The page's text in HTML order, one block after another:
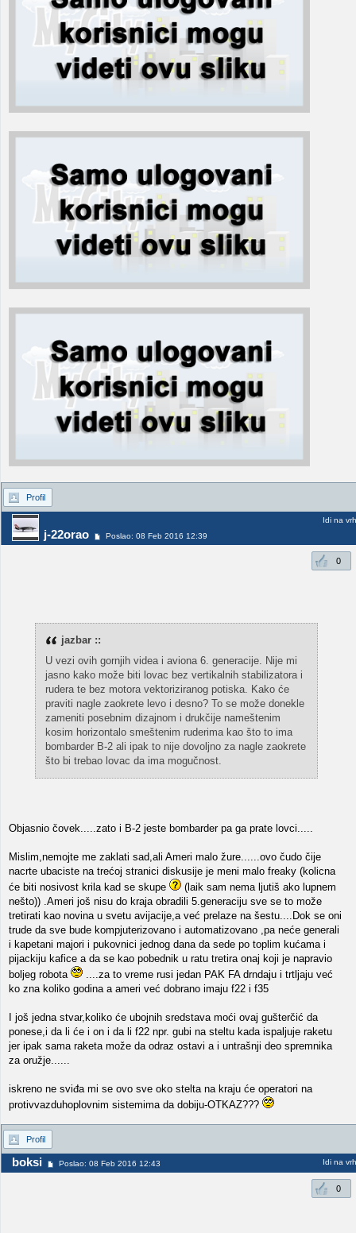
Profil
j-22orao Poslao: 08 Feb 2016 12:39
Idi na vrh
0
jazbar ::
U vezi ovih gornjih videa i aviona 6. generacije. Nije mi
jasno kako može biti lovac bez vertikalnih stabilizatora i
rudera te bez motora vektoriziranog potiska. Kako će
praviti nagle zaokrete levo i desno? To se može donekle
zameniti posebnim dizajnom i drukčije nameštenim
kosim horizontalo smeštenim ruderima kao što to ima
bombarder B-2 ali ipak to nije dovoljno za nagle zaokrete
što bi trebao lovac da ima mogučnost.
Objasnio čovek.....zato i B-2 jeste bombarder pa ga prate lovci.....
Mislim,nemojte me zaklati sad,ali Ameri malo žure......ovo čudo čije
nacrte ubaciste na trećoj stranici diskusije je meni malo freaky (kolicna
će biti nosivost krila kad se skupe
(laik sam nema ljutiš ako lupnem
nešto)) .Ameri još nisu do kraja obradili 5.generaciju sve se to može
tretirati kao novina u svetu avijacije,a već prelaze na šestu....Dok se oni
trude da sve bude kompjuterizovano i automatizovano ,pa neće generali
i kapetani majori i pukovnici jednog dana da sede po toplim kućama i
pijackiju kafice a da se kao pobednik u ratu tretira onaj koji je napravio
boljeg robota
....za to vreme rusi jedan PAK FA drndaju i trtljaju već
ko zna koliko godina a ameri već dobrano imaju f22 i f35
I još jedna stvar,koliko će ubojnih sredstava moći ovaj gušterčić da
ponese,i da li će i on i da li f22 npr. gubi na steltu kada ispaljuje raketu
jer ipak sama raketa može da odraz ostavi a i untrašnji deo spremnika
za oružje......
iskreno ne sviđa mi se ovo sve oko stelta na kraju će operatori na
protivvazduhoplovnim sistemima da dobiju-OTKAZ???
Profil
boksi Poslao: 08 Feb 2016 12:43 Idi na vrh
0